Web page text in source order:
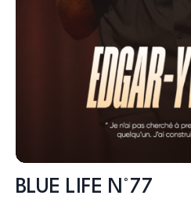
BLUE LIFE N°77